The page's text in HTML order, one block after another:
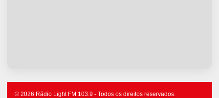
© 2026 Rádio Light FM 103.9 - Todos os direitos reservados.